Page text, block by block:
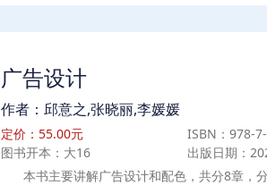
广告设计
作者：邱意之,张晓丽,李媛媛
定价：55.00元
ISBN：978-
图书开本：大16
出版日期：
本书主要讲解广告设计和配色，共分8章，